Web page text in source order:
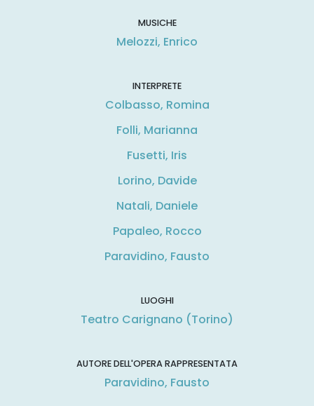
MUSICHE
Melozzi, Enrico
INTERPRETE
Colbasso, Romina
Folli, Marianna
Fusetti, Iris
Lorino, Davide
Natali, Daniele
Papaleo, Rocco
Paravidino, Fausto
LUOGHI
Teatro Carignano (Torino)
AUTORE DELL'OPERA RAPPRESENTATA
Paravidino, Fausto